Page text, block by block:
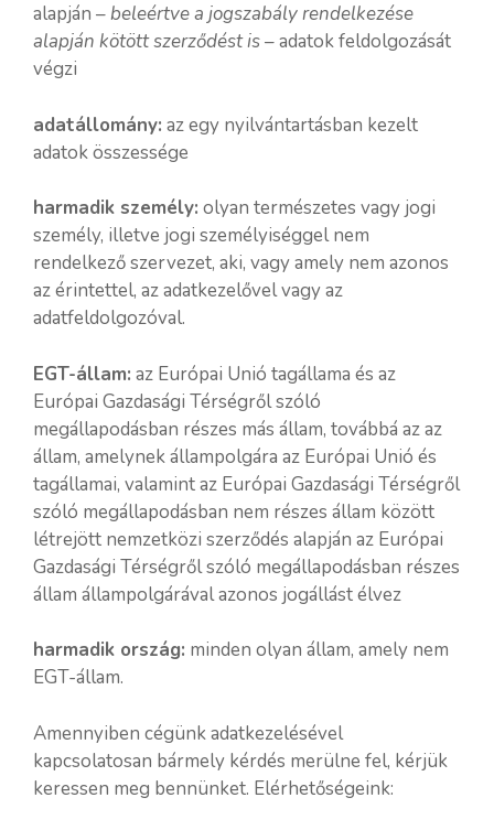
alapján –beleértve a jogszabály rendelkezése
alapján kötött szerződést is– adatok feldolgozását
végzi
adatállomány: az egy nyilvántartásban kezelt
adatok összessége
harmadik személy: olyan természetes vagy jogi
személy, illetve jogi személyiséggel nem
rendelkező szervezet, aki, vagy amely nem azonos
az érintettel, az adatkezelővel vagy az
adatfeldolgozóval.
EGT-állam: az Európai Unió tagállama és az
Európai Gazdasági Térségről szóló
megállapodásban részes más állam, továbbá az az
állam, amelynek állampolgára az Európai Unió és
tagállamai, valamint az Európai Gazdasági Térségről
szóló megállapodásban nem részes állam között
létrejött nemzetközi szerződés alapján az Európai
Gazdasági Térségről szóló megállapodásban részes
állam állampolgárával azonos jogállást élvez
harmadik ország: minden olyan állam, amely nem
EGT-állam.
Amennyiben cégünk adatkezelésével
kapcsolatosan bármely kérdés merülne fel, kérjük
keressen meg bennünket. Elérhetőségeink: